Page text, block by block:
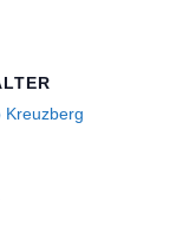
Kreuzberg